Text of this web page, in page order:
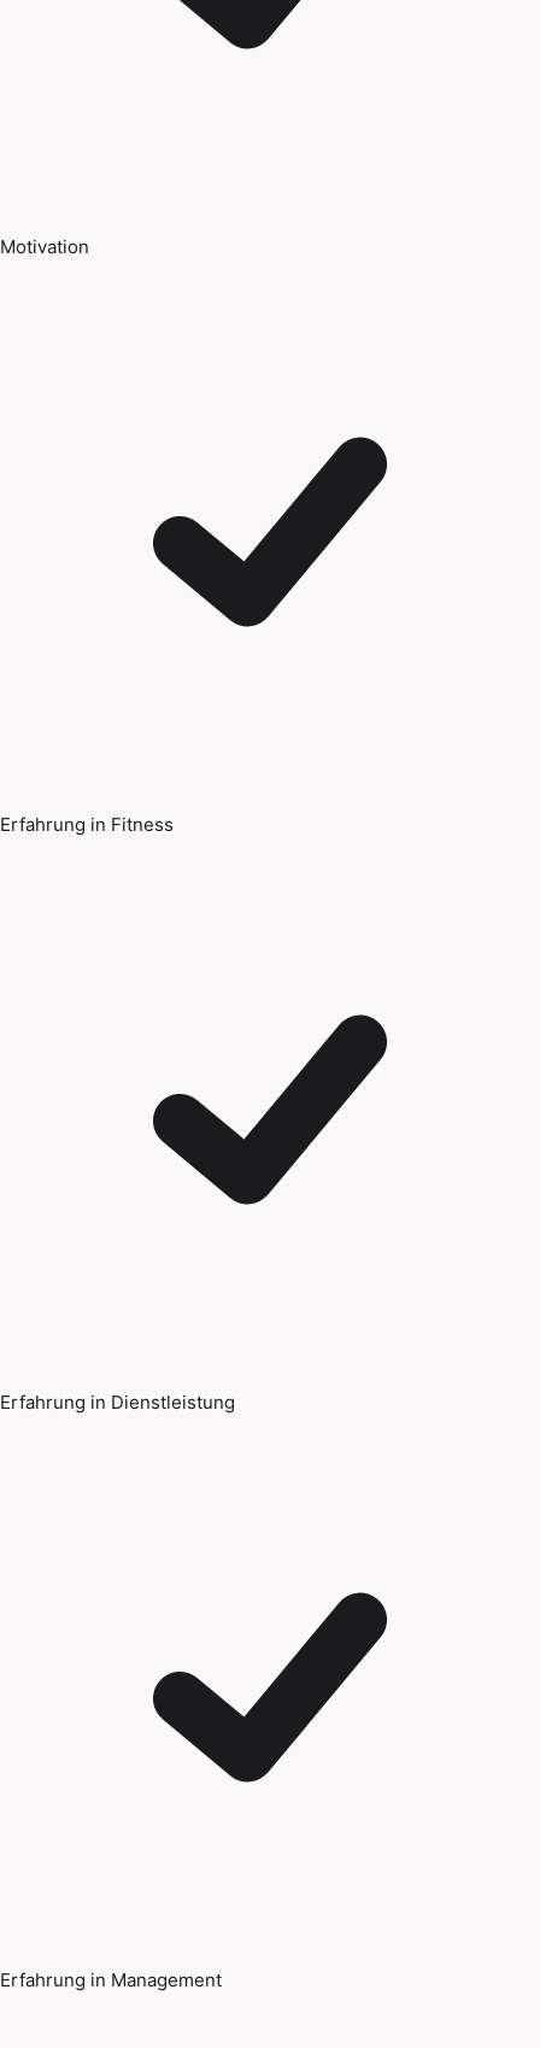
Motivation
Erfahrung in Fitness
Erfahrung in Dienstleistung
Erfahrung in Management